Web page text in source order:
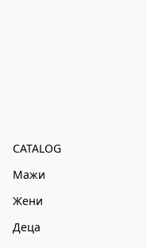
CATALOG
Мажи
Жени
Деца